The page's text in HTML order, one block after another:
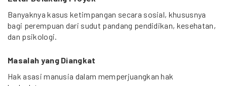
Banyaknya kasus ketimpangan secara sosial, khususnya
bagi perempuan dari sudut pandang pendidikan, kesehatan,
dan psikologi.
Masalah yang Diangkat
Hak asasi manusia dalam memperjuangkan hak